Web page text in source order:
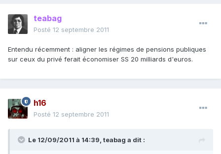
teabag
Posté 12 septembre 2011
Entendu récemment : aligner les régimes de pensions publiques
sur ceux du privé ferait économiser SS 20 milliards d'euros.
h16
Posté 12 septembre 2011
Le 12/09/2011 à 14:39, teabag a dit :